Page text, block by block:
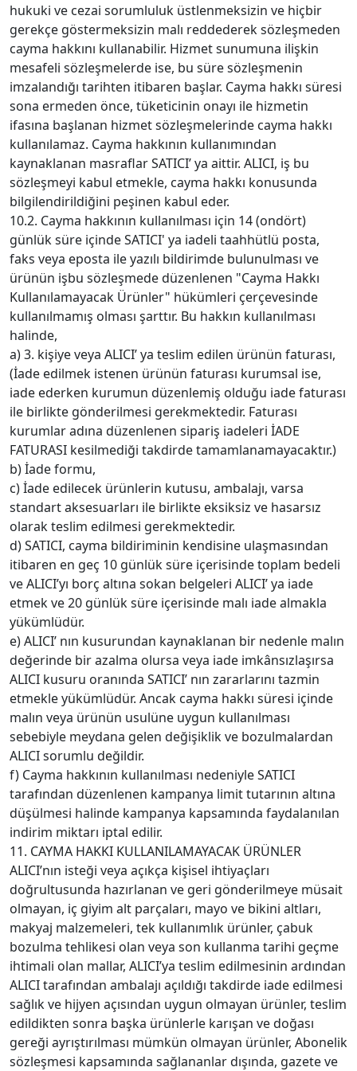
hukuki ve cezai sorumluluk üstlenmeksizin ve hiçbir
gerekçe göstermeksizin malı reddederek sözleşmeden
cayma hakkını kullanabilir. Hizmet sunumuna ilişkin
mesafeli sözleşmelerde ise, bu süre sözleşmenin
imzalandığı tarihten itibaren başlar. Cayma hakkı süresi
sona ermeden önce, tüketicinin onayı ile hizmetin
ifasına başlanan hizmet sözleşmelerinde cayma hakkı
kullanılamaz. Cayma hakkının kullanımından
kaynaklanan masraflar SATICI’ ya aittir. ALICI, iş bu
sözleşmeyi kabul etmekle, cayma hakkı konusunda
bilgilendirildiğini peşinen kabul eder.
10.2. Cayma hakkının kullanılması için 14 (ondört)
günlük süre içinde SATICI' ya iadeli taahhütlü posta,
faks veya eposta ile yazılı bildirimde bulunulması ve
ürünün işbu sözleşmede düzenlenen "Cayma Hakkı
Kullanılamayacak Ürünler" hükümleri çerçevesinde
kullanılmamış olması şarttır. Bu hakkın kullanılması
halinde,
a) 3. kişiye veya ALICI’ ya teslim edilen ürünün faturası,
(İade edilmek istenen ürünün faturası kurumsal ise,
iade ederken kurumun düzenlemiş olduğu iade faturası
ile birlikte gönderilmesi gerekmektedir. Faturası
kurumlar adına düzenlenen sipariş iadeleri İADE
FATURASI kesilmediği takdirde tamamlanamayacaktır.)
b) İade formu,
c) İade edilecek ürünlerin kutusu, ambalajı, varsa
standart aksesuarları ile birlikte eksiksiz ve hasarsız
olarak teslim edilmesi gerekmektedir.
d) SATICI, cayma bildiriminin kendisine ulaşmasından
itibaren en geç 10 günlük süre içerisinde toplam bedeli
ve ALICI’yı borç altına sokan belgeleri ALICI’ ya iade
etmek ve 20 günlük süre içerisinde malı iade almakla
yükümlüdür.
e) ALICI’ nın kusurundan kaynaklanan bir nedenle malın
değerinde bir azalma olursa veya iade imkânsızlaşırsa
ALICI kusuru oranında SATICI’ nın zararlarını tazmin
etmekle yükümlüdür. Ancak cayma hakkı süresi içinde
malın veya ürünün usulüne uygun kullanılması
sebebiyle meydana gelen değişiklik ve bozulmalardan
ALICI sorumlu değildir.
f) Cayma hakkının kullanılması nedeniyle SATICI
tarafından düzenlenen kampanya limit tutarının altına
düşülmesi halinde kampanya kapsamında faydalanılan
indirim miktarı iptal edilir.
11. CAYMA HAKKI KULLANILAMAYACAK ÜRÜNLER
ALICI’nın isteği veya açıkça kişisel ihtiyaçları
doğrultusunda hazırlanan ve geri gönderilmeye müsait
olmayan, iç giyim alt parçaları, mayo ve bikini altları,
makyaj malzemeleri, tek kullanımlık ürünler, çabuk
bozulma tehlikesi olan veya son kullanma tarihi geçme
ihtimali olan mallar, ALICI’ya teslim edilmesinin ardından
ALICI tarafından ambalajı açıldığı takdirde iade edilmesi
sağlık ve hijyen açısından uygun olmayan ürünler, teslim
edildikten sonra başka ürünlerle karışan ve doğası
gereği ayrıştırılması mümkün olmayan ürünler, Abonelik
sözleşmesi kapsamında sağlananlar dışında, gazete ve